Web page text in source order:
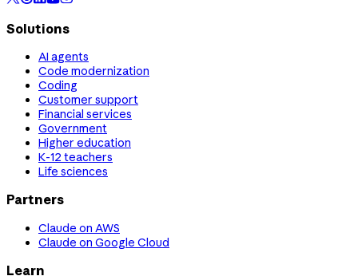
Solutions
AI agents
Code modernization
Coding
Customer support
Financial services
Government
Higher education
K-12 teachers
Life sciences
Partners
Claude on AWS
Claude on Google Cloud
Learn